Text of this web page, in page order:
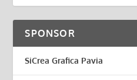
SPONSOR
SiCrea Grafica Pavia